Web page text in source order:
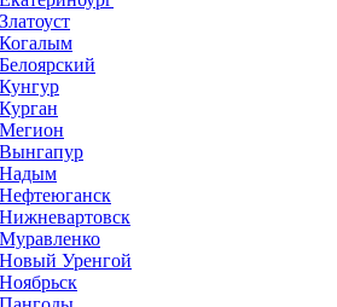
Златоуст
Когалым
Белоярский
Кунгур
Курган
Мегион
Вынгапур
Надым
Нефтеюганск
Нижневартовск
Муравленко
Новый Уренгой
Ноябрьск